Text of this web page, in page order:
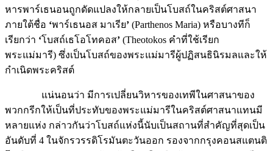
หารพาร์เธนอนถูกดัดแปลงให้กลายเป็นโบสถ์ในคริสต์ศาสนา
ภายใต้ชื่อ ‘พาร์เธนอส มาเรีย’ (Parthenos Maria) หรือบางทีก็
เรียกว่า ‘โบสถ์เธโอโทคอส’ (Theotokos คำที่ใช้เรียก
พระแม่มารี) ซึ่งเป็นโบสถ์ของพระแม่มารีผู้ปฏิสนธินิรมลและให้
กำเนิดพระคริสต์
แน่นอนว่า มีการเปลี่ยนวิหารของเทพีในศาสนาของ
พวกกรีกให้เป็นที่ประทับของพระแม่มารีในคริสต์ศาสนาแทนมี
หลายแห่ง กล่าวกันว่าโบสถ์แห่งนี้นับเป็นสถานที่สำคัญที่สุดเป็น
อันดับที่ 4 ในจักรวรรดิโรมันตะวันออก รองจากกรุงคอนสแตนติ